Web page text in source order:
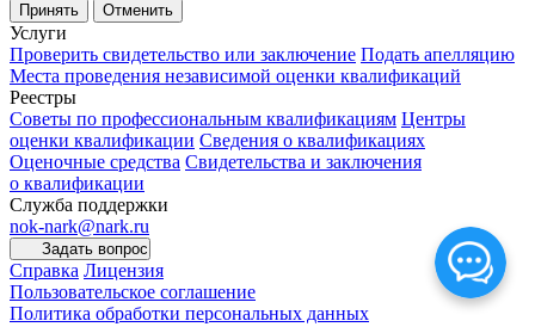
Принять Отменить
Услуги
Проверить свидетельство или заключение Подать апелляцию
Места проведения независимой оценки квалификаций
Реестры
Советы по профессиональным квалификациям Центры
оценки квалификации Сведения о квалификациях
Оценочные средства Свидетельства и заключения
о квалификации
Служба поддержки
nok-nark@nark.ru
Задать вопрос
Справка Лицензия
Пользовательское соглашение
Политика обработки персональных данных